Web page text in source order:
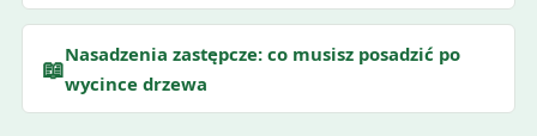
📖Nasadzenia zastępcze: co musisz posadzić po
wycince drzewa